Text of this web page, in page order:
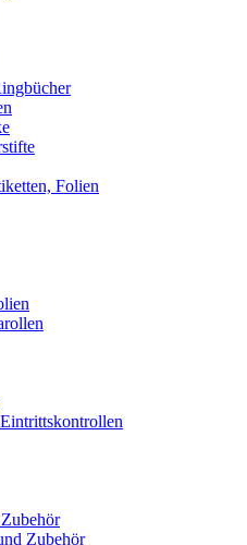
Folien
Zubehör